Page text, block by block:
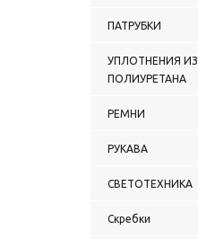
ПАТРУБКИ
УПЛОТНЕНИЯ ИЗ
ПОЛИУРЕТАНА
РЕМНИ
РУКАВА
СВЕТОТЕХНИКА
Скребки